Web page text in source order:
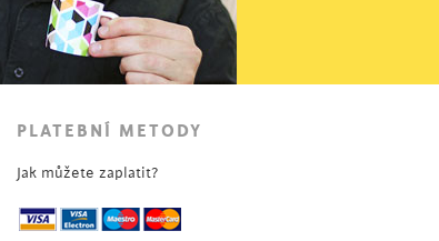
PLATEBNÍ METODY
Jak můžete zaplatit?